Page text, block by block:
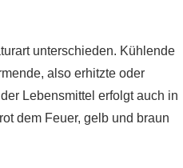
unterschieden. Kühlende
also erhitzte oder
Lebensmittel erfolgt auch in
dem Feuer, gelb und braun